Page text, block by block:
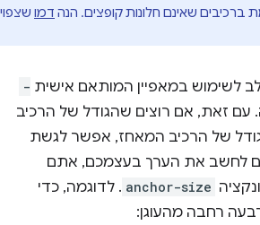
שאינם חלונות קופצים. הנהדמושצפוי
לשימוש במאפיין המותאם אישית-
זאת, אם רוצים שהגודל של הרכיב
של הרכיב המאחז, אפשר לגשת
לחשב את הערך בעצמכם, אתם
anchor-size . לדוגמה, כדי
רחבה מהעוגן: